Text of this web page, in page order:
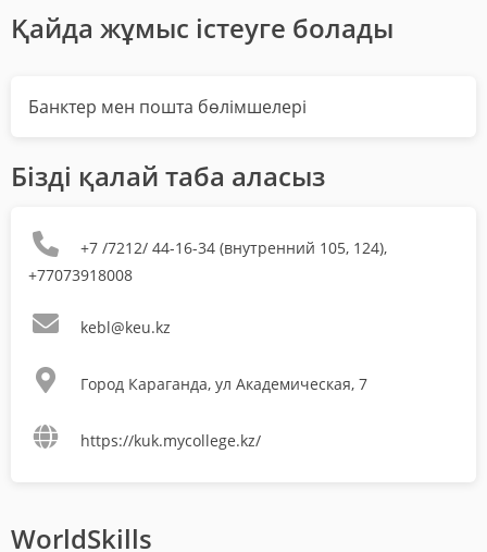
Қайда жұмыс істеуге болады
Банктер мен пошта бөлімшелері
Бізді қалай таба аласыз
+7 /7212/ 44-16-34 (внутренний 105, 124),
+77073918008
kebl@keu.kz
Город Караганда, ул Академическая, 7
https://kuk.mycollege.kz/
WorldSkills